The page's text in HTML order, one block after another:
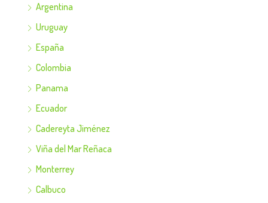
Argentina
Uruguay
España
Colombia
Panama
Ecuador
Cadereyta Jiménez
Viña del Mar Reñaca
Monterrey
Calbuco